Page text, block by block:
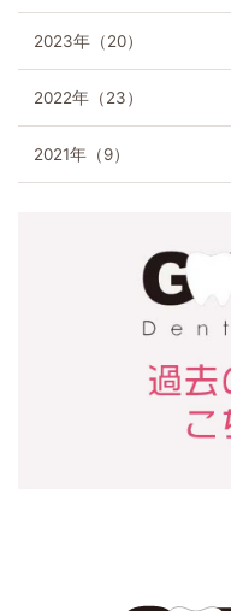
2023年（20）
2022年（23）
2021年（9）